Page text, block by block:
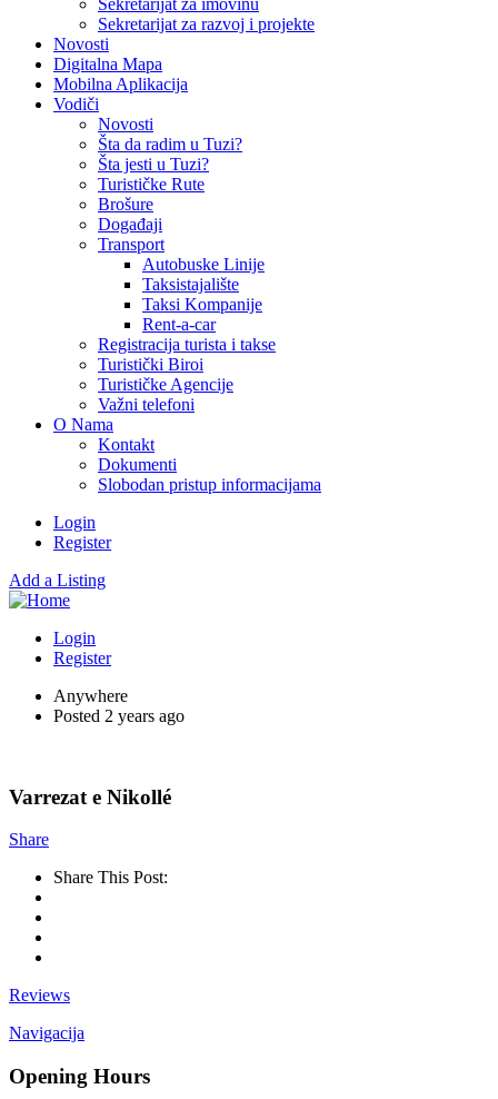
Sekretarijat za razvoj i projekte
Novosti
Digitalna Mapa
Mobilna Aplikacija
Vodiči
Novosti
Šta da radim u Tuzi?
Šta jesti u Tuzi?
Turističke Rute
Brošure
Događaji
Transport
Autobuske Linije
Taksistajalište
Taksi Kompanije
Rent-a-car
Registracija turista i takse
Turistički Biroi
Turističke Agencije
Važni telefoni
O Nama
Kontakt
Dokumenti
Slobodan pristup informacijama
Login
Register
Add a Listing
Login
Register
Anywhere
Posted 2 years ago
Varrezat e Nikollé
Share
Share This Post:
Reviews
Navigacija
Opening Hours